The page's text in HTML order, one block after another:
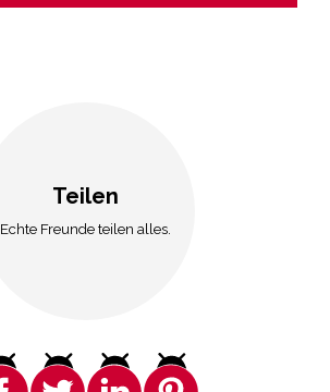
Teilen
Echte Freunde teilen alles.